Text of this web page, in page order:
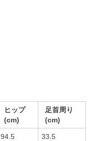
ヒップ
(cm)
足首周り
(cm)
94.5 33.5